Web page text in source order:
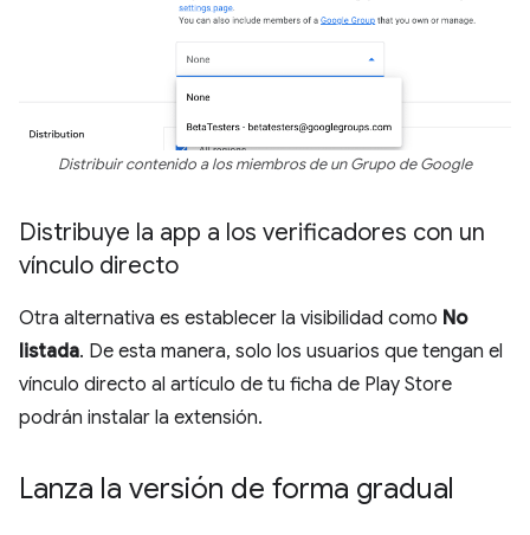
Distribuir contenido a los miembros de un Grupo de Google
Distribuye la app a los verificadores con un
vínculo directo
Otra alternativa es establecer la visibilidad como No
listada. De esta manera, solo los usuarios que tengan el
vínculo directo al artículo de tu ficha de Play Store
podrán instalar la extensión.
Lanza la versión de forma gradual